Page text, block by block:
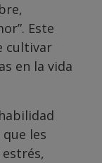
Este
cultivar
en la vida
les